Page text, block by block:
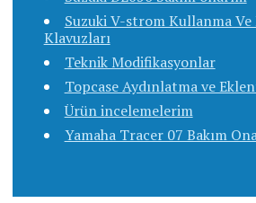
Suzuki V-strom Kullanma Ve
Klavuzları
Teknik Modifikasyonlar
Topcase Aydınlatma ve
Ürün incelemelerim
Yamaha Tracer 07 Bakım